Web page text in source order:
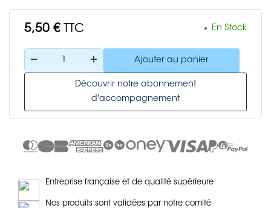
5,50 € TTC En Stock
remove add Ajouter au panier
Découvrir notre abonnement
d'accompagnement
Entreprise française et de qualité supérieure
Nos produits sont validées par notre comité